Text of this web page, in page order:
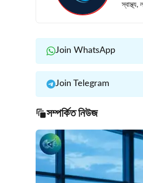
স্বাস্থ্য,
Join WhatsApp
Join Telegram
সম্পর্কিত নিউজ